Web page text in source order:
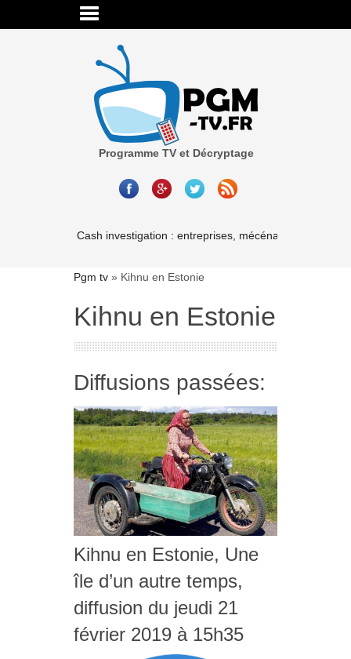
Programme TV et Décryptage
Cash investigation : entreprises, mécénat, associations-
Pgm tv » Kihnu en Estonie
Kihnu en Estonie
Diffusions passées:
Kihnu en Estonie, Une
île d’un autre temps,
diffusion du jeudi 21
février 2019 à 15h35